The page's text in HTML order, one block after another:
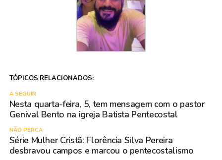
TÓPICOS RELACIONADOS:
A SEGUIR
Nesta quarta-feira, 5, tem mensagem com o pastor
Genival Bento na igreja Batista Pentecostal
NÃO PERCA
Série Mulher Cristã: Florência Silva Pereira
desbravou campos e marcou o pentecostalismo